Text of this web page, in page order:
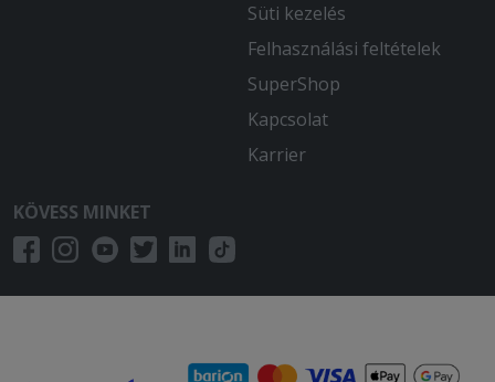
Süti kezelés
Felhasználási feltételek
SuperShop
Kapcsolat
Karrier
KÖVESS MINKET